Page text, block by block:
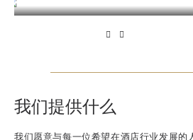
上一页下一页
我们提供什么
我们愿意与每一位希望在酒店行业发展的